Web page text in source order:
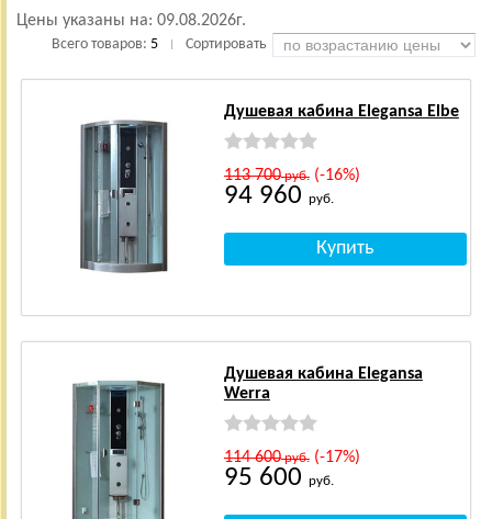
Цены указаны на: 09.08.2026г.
Всего товаров: 5 Сортировать
Душевая кабина Elegansa Elbe
113 700руб.(-16%)
94 960 руб.
Душевая кабина Elegansa
Werra
114 600руб.(-17%)
95 600 руб.